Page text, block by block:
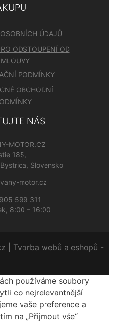
ÚDAJŮ
ODSTOUPENÍ OD
PODMÍNKY
OBCHODNÍ
NÁS
MOTOR.CZ
185,
Slovensko
motor.cz
599 311
8:00 – 16:00
| Tvorba webů a eshopů -
používáme soubory
co nejrelevantnější
vaše preference a
na „Přijmout vše“